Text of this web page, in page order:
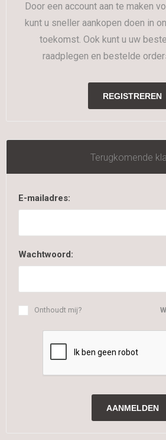
Door een account aan te maken
kunt u sneller aankopen doen in
toekomst. Ook kunt u uw
raadplegen en bestelde
Terugkomende
E-mailadres:
Wachtwoord:
Onthoudt mij?